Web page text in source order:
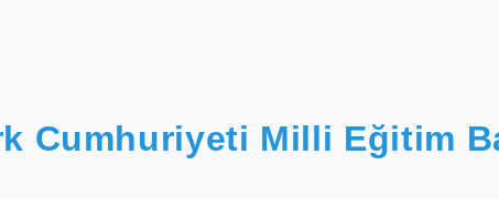
Cumhuriyeti Milli Eğitim